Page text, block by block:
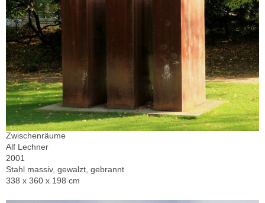
Zwischenräume
Alf Lechner
2001
Stahl massiv, gewalzt, gebrannt
338 x 360 x 198 cm